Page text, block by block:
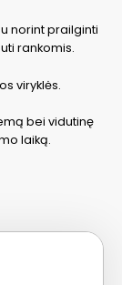
norint prailginti
rankomis.
viryklės.
bei vidutinę
laiką.